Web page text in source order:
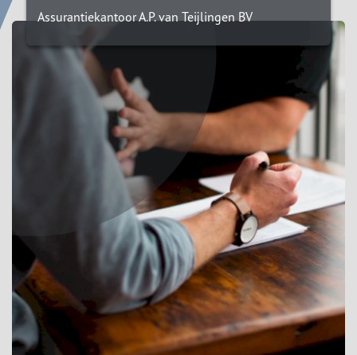
Assurantiekantoor A.P. van Teijlingen BV